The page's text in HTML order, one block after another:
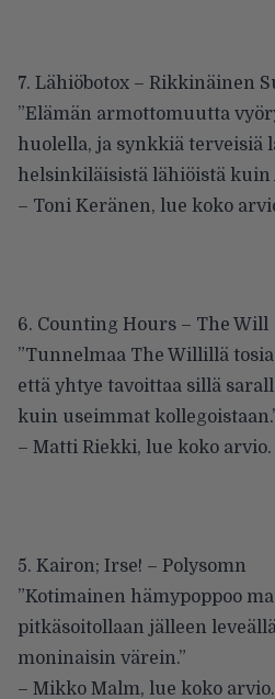
7. Lähiöbotox – Rikkinäinen
”Elämän armottomuutta
huolella, ja synkkiä terveisiä
helsinkiläisistä lähiöistä kuin
– Toni Keränen, lue koko
6. Counting Hours – The Will
”Tunnelmaa The Willillä
että yhtye tavoittaa sillä
kuin useimmat
– Matti Riekki, lue koko arvio.
5. Kairon; Irse! – Polysomn
”Kotimainen hämypoppoo
pitkäsoitollaan jälleen
moninaisin värein.”
– Mikko Malm, lue koko arvio.